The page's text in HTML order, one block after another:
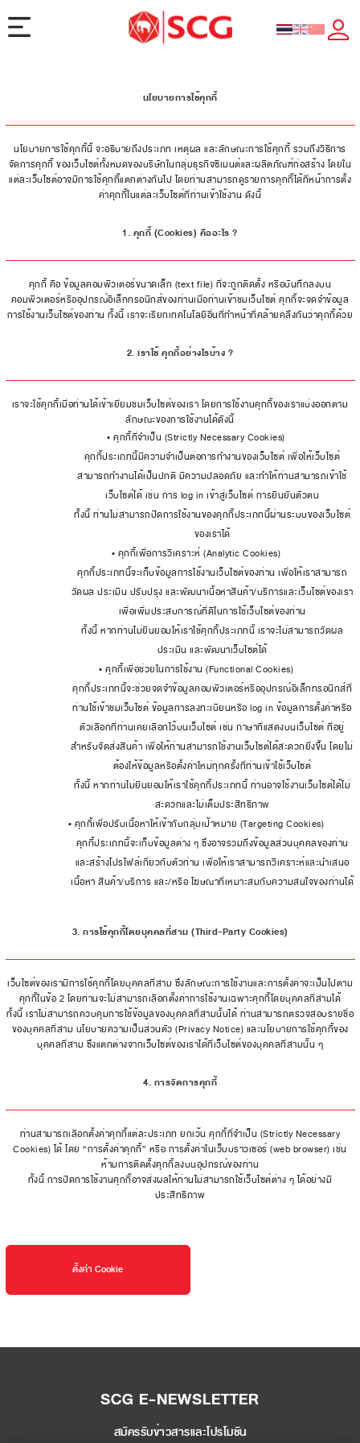
นโยบายการใช้คุกกี้
นโยบายการใช้คุกกี้นี้ จะอธิบายถึงประเภท เหตุผล และลักษณะการใช้คุกกี้ รวมถึงวิธีการ
จัดการคุกกี้ ของเว็บไซต์ทั้งหมดของบริษัทในกลุ่มธุรกิจซีเมนต์และผลิตภัณฑ์ก่อสร้าง โดยใน
แต่ละเว็บไซต์อาจมีการใช้คุกกี้แตกต่างกันไป โดยท่านสามารถดูรายการคุกกี้ได้ที่หน้าการตั้ง
ค่าคุกกี้ในแต่ละเว็บไซต์ที่ท่านเข้าใช้งาน ดังนี้
1. คุกกี้ (Cookies) คืออะไร ?
คุกกี้ คือ ข้อมูลคอมพิวเตอร์ขนาดเล็ก (text file) ที่จะถูกติดตั้ง หรือบันทึกลงบน
คอมพิวเตอร์หรืออุปกรณ์อิเล็กทรอนิกส์ของท่านเมื่อท่านเข้าชมเว็บไซต์ คุกกี้จะจดจำข้อมูล
การใช้งานเว็บไซต์ของท่าน ทั้งนี้ เราจะเรียกเทคโนโลยีอื่นที่ทำหน้าที่คล้ายคลึงกันว่าคุกกี้ด้วย
2. เราใช้ คุกกี้อย่างไรบ้าง ?
เราจะใช้คุกกี้เมื่อท่านได้เข้าเยี่ยมชมเว็บไซต์ของเรา โดยการใช้งานคุกกี้ของเราแบ่งออกตาม
ลักษณะของการใช้งานได้ดังนี้
• คุกกี้ที่จำเป็น (Strictly Necessary Cookies)
คุกกี้ประเภทนี้มีความจำเป็นต่อการทำงานของเว็บไซต์ เพื่อให้เว็บไซต์
สามารถทำงานได้เป็นปกติ มีความปลอดภัย และทำให้ท่านสามารถเข้าใช้
เว็บไซต์ได้ เช่น การ log in เข้าสู่เว็บไซต์ การยืนยันตัวตน
ทั้งนี้ ท่านไม่สามารถปิดการใช้งานของคุกกี้ประเภทนี้ผ่านระบบของเว็บไซต์
ของเราได้
• คุกกี้เพื่อการวิเคราะห์ (Analytic Cookies)
คุกกี้ประเภทนี้จะเก็บข้อมูลการใช้งานเว็บไซต์ของท่าน เพื่อให้เราสามารถ
วัดผล ประเมิน ปรับปรุง และพัฒนาเนื้อหาสินค้า/บริการและเว็บไซต์ของเรา
เพื่อเพิ่มประสบการณ์ที่ดีในการใช้เว็บไซต์ของท่าน
ทั้งนี้ หากท่านไม่ยินยอมให้เราใช้คุกกี้ประเภทนี้ เราจะไม่สามารถวัดผล
ประเมิน และพัฒนาเว็บไซต์ได้
• คุกกี้เพื่อช่วยในการใช้งาน (Functional Cookies)
คุกกี้ประเภทนี้จะช่วยจดจำข้อมูลคอมพิวเตอร์หรืออุปกรณ์อิเล็กทรอนิกส์ที่
ท่านใช้เข้าชมเว็บไซต์ ข้อมูลการลงทะเบียนหรือ log in ข้อมูลการตั้งค่าหรือ
ตัวเลือกที่ท่านเคยเลือกไว้บนเว็บไซต์ เช่น ภาษาที่แสดงบนเว็บไซต์ ที่อยู่
สำหรับจัดส่งสินค้า เพื่อให้ท่านสามารถใช้งานเว็บไซต์ได้สะดวกยิ่งขึ้น โดยไม่
ต้องให้ข้อมูลหรือตั้งค่าใหม่ทุกครั้งที่ท่านเข้าใช้เว็บไซต์
ทั้งนี้ หากท่านไม่ยินยอมให้เราใช้คุกกี้ประเภทนี้ ท่านอาจใช้งานเว็บไซต์ได้ไม่
สะดวกและไม่เต็มประสิทธิภาพ
• คุกกี้เพื่อปรับเนื้อหาให้เข้ากับกลุ่มเป้าหมาย (Targeting Cookies)
คุกกี้ประเภทนี้จะเก็บข้อมูลต่าง ๆ ซึ่งอาจรวมถึงข้อมูลส่วนบุคคลของท่าน
และสร้างโปรไฟล์เกี่ยวกับตัวท่าน เพื่อให้เราสามารถวิเคราะห์และนำเสนอ
เนื้อหา สินค้า/บริการ และ/หรือ โฆษณาที่เหมาะสมกับความสนใจของท่านได้
3. การใช้คุกกี้โดยบุคคลที่สาม (Third-Party Cookies)
เว็บไซต์ของเรามีการใช้คุกกี้โดยบุคคลที่สาม ซึ่งลักษณะการใช้งานและการตั้งค่าจะเป็นไปตาม
คุกกี้ในข้อ 2 โดยท่านจะไม่สามารถเลือกตั้งค่าการใช้งานเฉพาะคุกกี้โดยบุคคลที่สามได้
ทั้งนี้ เราไม่สามารถควบคุมการใช้ข้อมูลของบุคคลที่สามนั้นได้ ท่านสามารถตรวจสอบรายชื่อ
ของบุคคลที่สาม นโยบายความเป็นส่วนตัว (Privacy Notice) และนโยบายการใช้คุกกี้ของ
บุคคลที่สาม ซึ่งแตกต่างจากเว็บไซต์ของเราได้ที่เว็บไซต์ของบุคคลที่สามนั้น ๆ
4. การจัดการคุกกี้
ท่านสามารถเลือกตั้งค่าคุกกี้แต่ละประเภท ยกเว้น คุกกี้ที่จำเป็น (Strictly Necessary
Cookies) ได้ โดย “การตั้งค่าคุกกี้” หรือ การตั้งค่าในเว็บบราวเซอร์ (web browser) เช่น
ห้ามการติดตั้งคุกกี้ลงบนอุปกรณ์ของท่าน
ทั้งนี้ การปิดการใช้งานคุกกี้อาจส่งผลให้ท่านไม่สามารถใช้เว็บไซต์ต่าง ๆ ได้อย่างมี
ประสิทธิภาพ
ตั้งค่า Cookie
SCG E-NEWSLETTER
สมัครรับข่าวสารและโปรโมชัน